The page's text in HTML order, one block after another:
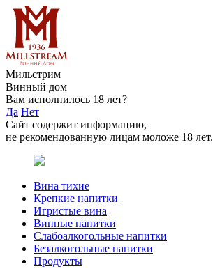
Мильстрим
Винный дом
Вам исполнилось 18 лет?
Да Нет
Сайт содержит информацию,
не рекомендованную лицам моложе 18 лет.
Вина тихие
Крепкие напитки
Игристые вина
Винные напитки
Слабоалкогольные напитки
Безалкогольные напитки
Продукты